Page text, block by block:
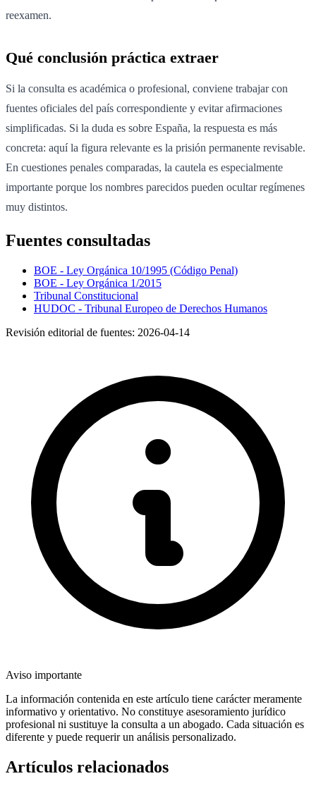
reexamen.
Qué conclusión práctica extraer
Si la consulta es académica o profesional, conviene trabajar con
fuentes oficiales del país correspondiente y evitar afirmaciones
simplificadas. Si la duda es sobre España, la respuesta es más
concreta: aquí la figura relevante es la prisión permanente revisable.
En cuestiones penales comparadas, la cautela es especialmente
importante porque los nombres parecidos pueden ocultar regímenes
muy distintos.
Fuentes consultadas
BOE - Ley Orgánica 10/1995 (Código Penal)
BOE - Ley Orgánica 1/2015
Tribunal Constitucional
HUDOC - Tribunal Europeo de Derechos Humanos
Revisión editorial de fuentes: 2026-04-14
Aviso importante
La información contenida en este artículo tiene carácter meramente
informativo y orientativo. No constituye asesoramiento jurídico
profesional ni sustituye la consulta a un abogado. Cada situación es
diferente y puede requerir un análisis personalizado.
Artículos relacionados